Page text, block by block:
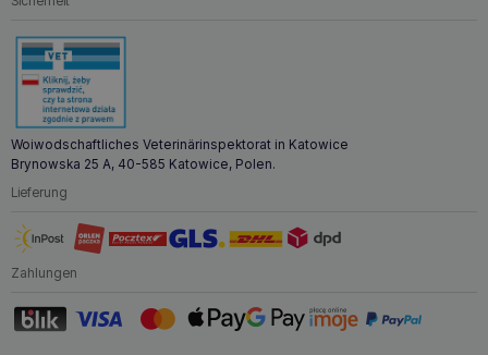
Woiwodschaftliches Veterinärinspektorat in Katowice
Brynowska 25 A, 40-585 Katowice, Polen.
Lieferung
Zahlungen